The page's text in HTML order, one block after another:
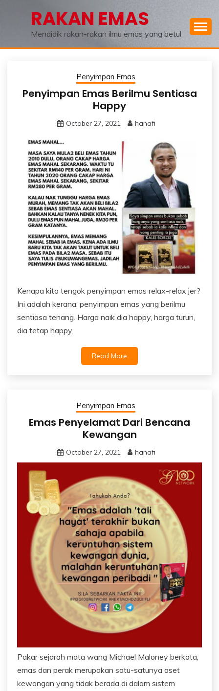
RAKAN EMAS
Mendidik rakan-rakan ilmu emas yang betul
Penyimpan Emas
Penyimpan Emas Berilmu Sentiasa
Happy
October 27, 2021 hanafi
Kenapa kita tengok penyimpan emas relax-relax jer?
Ini adalah kerana, penyimpan emas yang berilmu
sentiasa tenang. Harga naik dia happy, harga turun,
dia tetap happy.
Read More
Penyimpan Emas
Emas Penyelamat Dari Bencana
Kewangan
October 27, 2021 hanafi
Pakar sejarah mata wang Michael Maloney berkata,
emas dan perak merupakan satu-satunya aset
kewangan yang tidak berada di dalam sistem